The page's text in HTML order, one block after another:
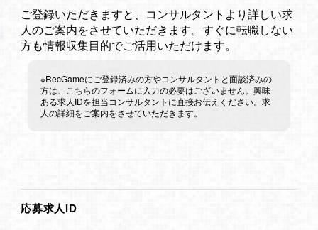
ご登録いただきますと、コンサルタントより詳しい求
人のご案内をさせていただきます。すぐに転職しない
方も情報収集目的でご活用いただけます。
※RecGameにご登録済みの方やコンサルタントと面談済みの
方は、こちらのフォームに入力の必要はございません。興味
ある求人IDを担当コンサルタントに直接お伝えください。求
人の詳細をご案内をさせていただきます。
応募求人ID